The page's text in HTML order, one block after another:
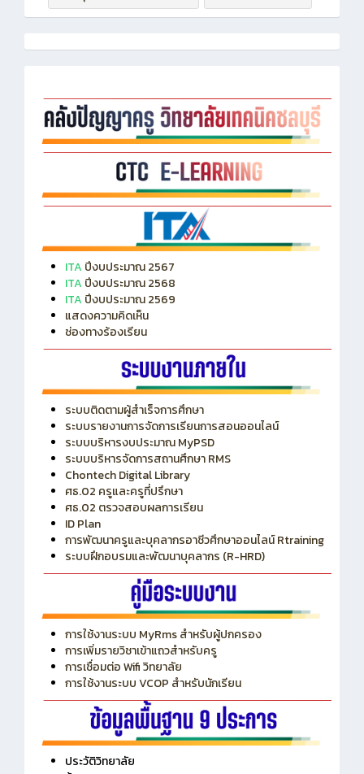
ฝ่ายยุทธศาสตร์และแผนงาน
ปริญญาตรี (ทลบ.)
ITA ปีงบประมาณ 2567
ITA ปีงบประมาณ 2568
ITAปีงบประมาณ 2569
แสดงความคิดเห็น
ช่องทางร้องเรียน
ระบบติดตามผู้สำเร็จการศึกษา
ระบบรายงานการจัดการเรียนการสอนออนไลน์
ระบบบริหารงบประมาณ MyPSD
ระบบบริหารจัดการสถานศึกษา RMS
Chontech Digital Library
ศธ.02 ครูและครูที่ปรึกษา
ศธ.02 ตรวจสอบผลการเรียน
ID Plan
การพัฒนาครูและบุคลากรอาชีวศึกษาออนไลน์ Rtraining
ระบบฝึกอบรมและพัฒนาบุคลากร (R-HRD)
การใช้งานระบบ MyRms สำหรับผู้ปกครอง
การเพิ่มรายวิชาเข้าแถวสำหรับครู
การเชื่อมต่อ Wifi วิทยาลัย
การใช้งานระบบ VCOP สำหรับนักเรียน